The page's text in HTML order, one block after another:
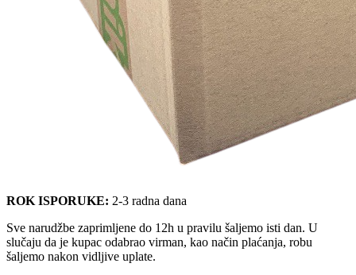
ROK ISPORUKE: 2-3 radna dana
Sve narudžbe zaprimljene do 12h u pravilu šaljemo isti dan. U
slučaju da je kupac odabrao virman, kao način plaćanja, robu
šaljemo nakon vidljive uplate.